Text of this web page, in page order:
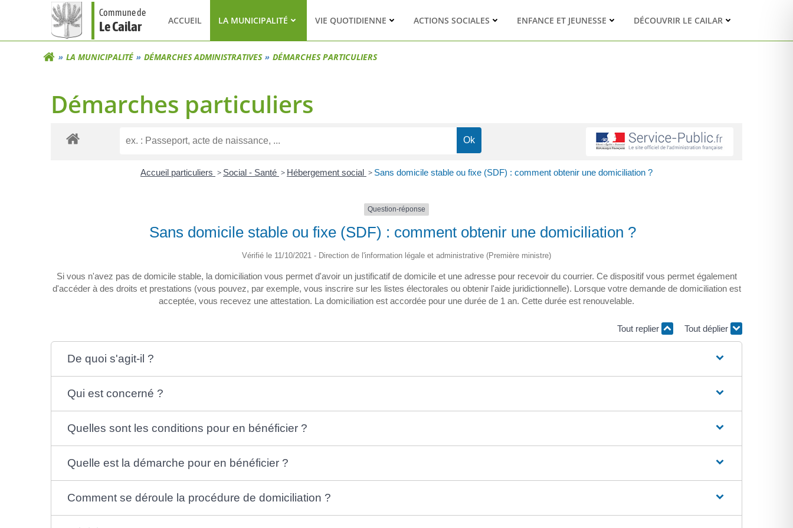
Commune de
Le Cailar ACCUEIL LA MUNICIPALITÉ VIE QUOTIDIENNE ACTIONS SOCIALES ENFANCE ET JEUNESSE DÉCOUVRIR LE CAILAR
LA MUNICIPALITÉ DÉMARCHES ADMINISTRATIVES DÉMARCHES PARTICULIERS
Démarches particuliers
Accueil particuliers > Social - Santé > Hébergement social > Sans domicile stable ou fixe (SDF) : comment obtenir une domiciliation ?
Question-réponse
Sans domicile stable ou fixe (SDF) : comment obtenir une domiciliation ?
Vérifié le 11/10/2021 - Direction de l'information légale et administrative (Première ministre)
Si vous n'avez pas de domicile stable, la domiciliation vous permet d'avoir un justificatif de domicile et une adresse pour recevoir du courrier. Ce dispositif vous permet également
d'accéder à des droits et prestations (vous pouvez, par exemple, vous inscrire sur les listes électorales ou obtenir l'aide juridictionnelle). Lorsque votre demande de domiciliation est
acceptée, vous recevez une attestation. La domiciliation est accordée pour une durée de 1 an. Cette durée est renouvelable.
Tout replier Tout déplier
De quoi s'agit-il ?
Qui est concerné ?
Quelles sont les conditions pour en bénéficier ?
Quelle est la démarche pour en bénéficier ?
Comment se déroule la procédure de domiciliation ?